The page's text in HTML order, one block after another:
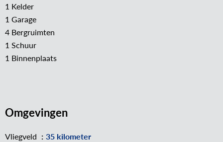
1 Kelder
1 Garage
4 Bergruimten
1 Schuur
1 Binnenplaats
Omgevingen
Vliegveld
35 kilometer